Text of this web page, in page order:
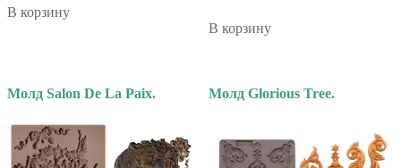
В корзину
В корзину
Молд Salon De La Paix. Молд Glorious Tree.